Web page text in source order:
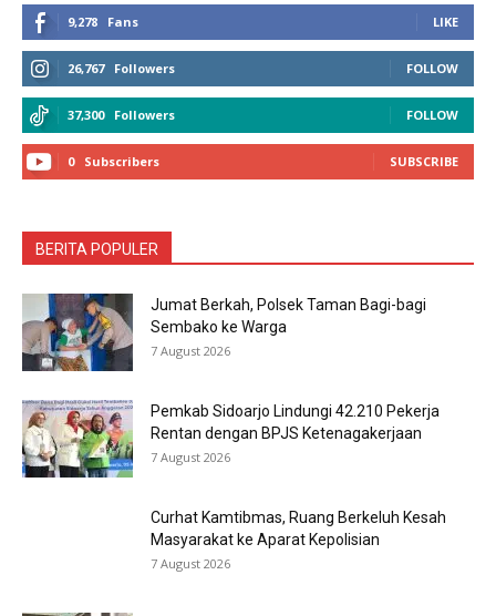
9,278 Fans LIKE
26,767 Followers FOLLOW
37,300 Followers FOLLOW
0 Subscribers SUBSCRIBE
BERITA POPULER
Jumat Berkah, Polsek Taman Bagi-bagi
Sembako ke Warga
7 August 2026
Pemkab Sidoarjo Lindungi 42.210 Pekerja
Rentan dengan BPJS Ketenagakerjaan
7 August 2026
Curhat Kamtibmas, Ruang Berkeluh Kesah
Masyarakat ke Aparat Kepolisian
7 August 2026